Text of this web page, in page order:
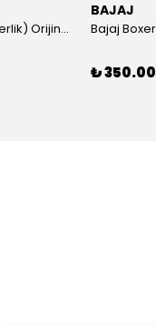
Bajaj B Logosu (Siperlik) Orijinal
BAJAJ
₺ 350.00